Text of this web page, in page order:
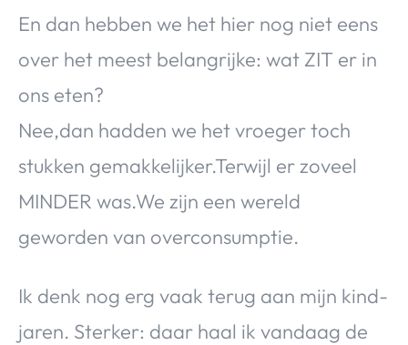
En dan hebben we het hier nog niet eens
over het meest belangrijke: wat ZIT er in
ons eten?
Nee,dan hadden we het vroeger toch
stukken gemakkelijker.Terwijl er zoveel
MINDER was.We zijn een wereld
geworden van overconsumptie.
Ik denk nog erg vaak terug aan mijn kind-
jaren. Sterker: daar haal ik vandaag de